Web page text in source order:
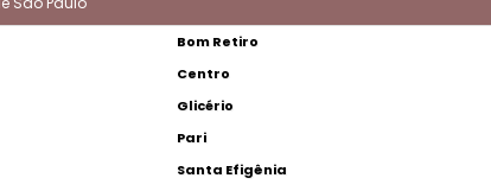
Bom Retiro
Centro
Glicério
Pari
Santa Efigênia